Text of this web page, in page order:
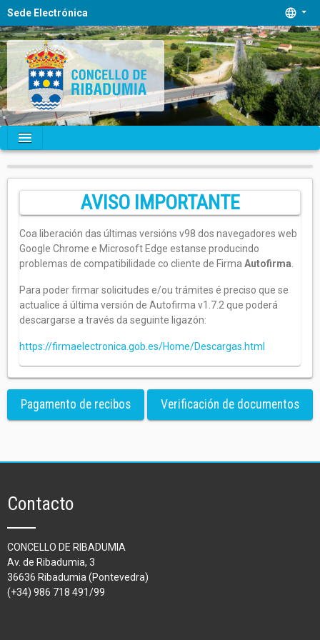
Sede Electrónica language
menu
AVISO IMPORTANTE
Coa liberación das últimas versións v98 dos navegadores web
Google Chrome e Microsoft Edge estanse producindo
problemas de compatibilidade co cliente de Firma Autofirma
Para poder firmar solicitudes e/ou trámites é preciso que se
actualice á última versión de Autofirma v1.7.2 que poderá
descargarse a través da seguinte ligazón:
https://firmaelectronica.gob.es/Home/Descargas.html
Pagamento de recibos Verificación de documentos
Contacto
CONCELLO DE RIBADUMIA
Av. de Ribadumia, 3
36636 Ribadumia (Pontevedra)
(+34) 986 718 491/99